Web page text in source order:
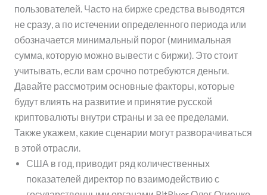
пользователей. Часто на бирже средства выводятся
не сразу, а по истечении определенного периода или
обозначается минимальный порог (минимальная
сумма, которую можно вывести с биржи). Это стоит
учитывать, если вам срочно потребуются деньги.
Давайте рассмотрим основные факторы, которые
будут влиять на развитие и принятие русской
криптовалюты внутри страны и за ее пределами.
Также укажем, какие сценарии могут разворачиваться
в этой отрасли.
США в год, приводит ряд количественных
показателей директор по взаимодействию с